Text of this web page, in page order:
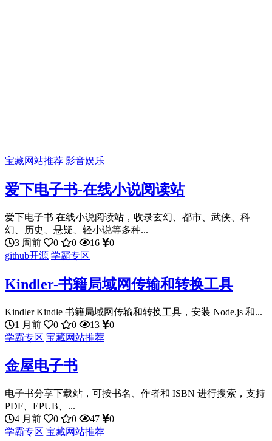
宝藏网站推荐 影音娱乐
爱下电子书-在线小说阅读站
爱下电子书 在线小说阅读站，收录玄幻、都市、武侠、科
幻、历史、悬疑、轻小说等多种...
3 周前
0 0 16
0
github开源 学霸专区
Kindler-书籍局域网传输和转换工具
Kindler Kindle 书籍局域网传输和转换工具，安装 Node.js 和...
1 月前
0 0 13
0
学霸专区 宝藏网站推荐
金屋电子书
电子书分享下载站，可按书名、作者和 ISBN 进行搜索，支持
PDF、EPUB、...
4 月前
0 0 47
0
学霸专区 宝藏网站推荐